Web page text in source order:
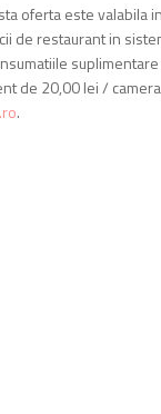
oferta este valabila
de restaurant in
de 20,00 lei /
.